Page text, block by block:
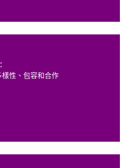
性、包容和合作